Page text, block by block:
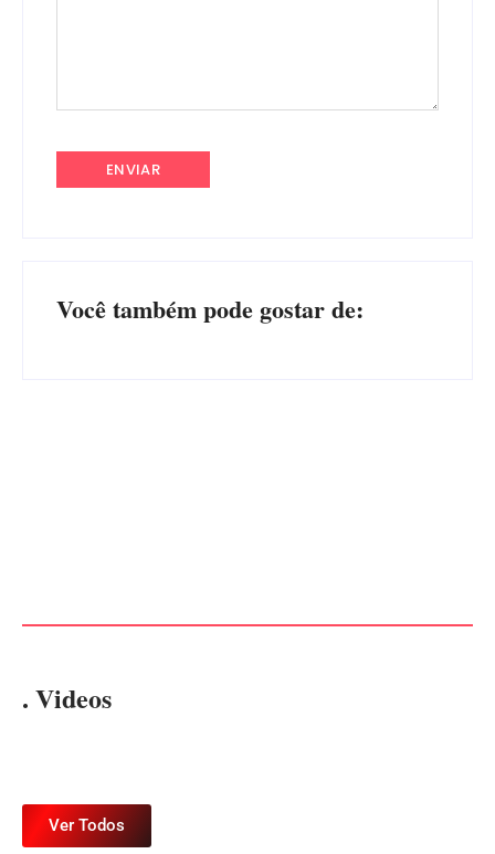
Você também pode gostar de:
. Videos
Ver Todos